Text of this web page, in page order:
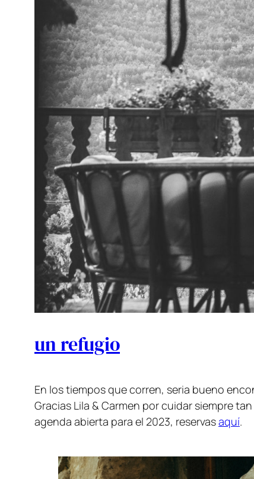
un refugio
En los tiempos que corren, seria bueno
Gracias Lila & Carmen por cuidar siempre
agenda abierta para el 2023, reservasaquí.